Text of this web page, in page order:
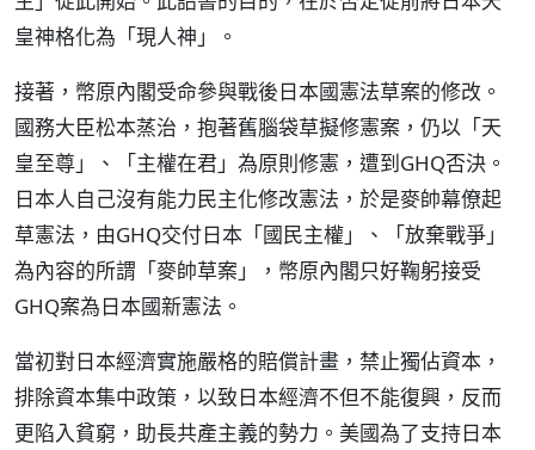
皇神格化為「現人神」。
接著，幣原內閣受命參與戰後日本國憲法草案的修改。
國務大臣松本蒸治，抱著舊腦袋草擬修憲案，仍以「天
皇至尊」、「主權在君」為原則修憲，遭到GHQ否決。
日本人自己沒有能力民主化修改憲法，於是麥帥幕僚起
草憲法，由GHQ交付日本「國民主權」、「放棄戰爭」
為內容的所謂「麥帥草案」，幣原內閣只好鞠躬接受
GHQ案為日本國新憲法。
當初對日本經濟實施嚴格的賠償計畫，禁止獨佔資本，
排除資本集中政策，以致日本經濟不但不能復興，反而
更陷入貧窮，助長共產主義的勢力。美國為了支持日本